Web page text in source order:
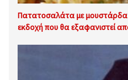
Πατατοσαλάτα με μουστάρδα
εκδοχή που θα εξαφανιστεί